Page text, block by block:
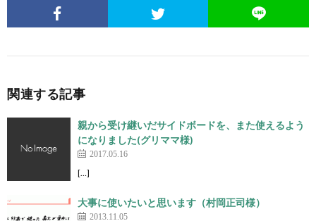
関連する記事
親から受け継いだサイドボードを、また使えるよう
になりました(グリママ様)
2017.05.16
[…]
大事に使いたいと思います（村岡正司様）
2013.11.05